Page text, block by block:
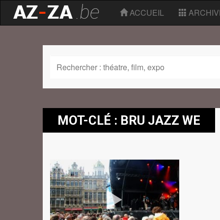
ACCUEIL
MOT-CLÉ : BRU JAZZ WE